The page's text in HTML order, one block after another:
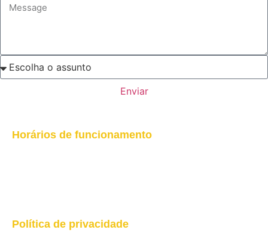
Enviar
Horários de funcionamento
Política de privacidade